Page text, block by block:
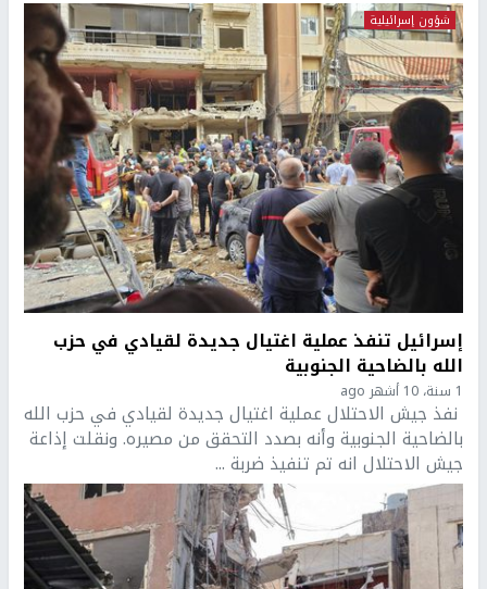
شؤون إسرائيلية
إسرائيل تنفذ عملية اغتيال جديدة لقيادي في حزب
الله بالضاحية الجنوبية
1 سنة، 10 أشهر ago
نفذ جيش الاحتلال عملية اغتيال جديدة لقيادي في حزب الله
بالضاحية الجنوبية وأنه بصدد التحقق من مصيره. ونقلت إذاعة
جيش الاحتلال انه تم تنفيذ ضربة ...